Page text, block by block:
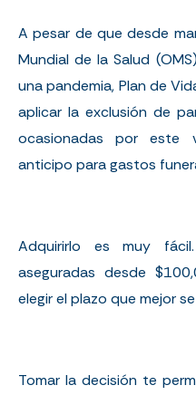
A pesar de que desde
Mundial de la Salud
una pandemia, Plan de
aplicar la exclusión de
ocasionadas por este
anticipo para gastos
Adquirirlo es muy
aseguradas desde
elegir el plazo que mejor
Tomar la decisión te